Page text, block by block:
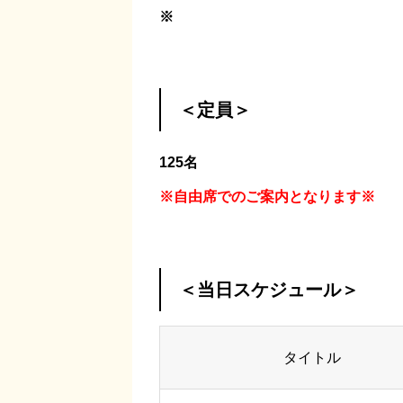
※
＜定員＞
125名
※自由席でのご案内となります※
＜当日スケジュール＞
タイトル